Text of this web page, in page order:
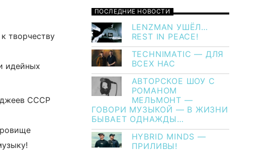
творчеству
идейных
СССР
ПОСЛЕДНИЕ НОВОСТИ
LENZMAN УШЁЛ…
REST IN PEACE!
TECHNIMATIC — ДЛЯ
ВСЕХ НАС
АВТОРСКОЕ ШОУ С
РОМАНОМ
МЕЛЬМОНТ —
ГОВОРИ МУЗЫКОЙ — В ЖИЗНИ
БЫВАЕТ ОДНАЖДЫ…
HYBRID MINDS —
ПРИЛИВЫ!